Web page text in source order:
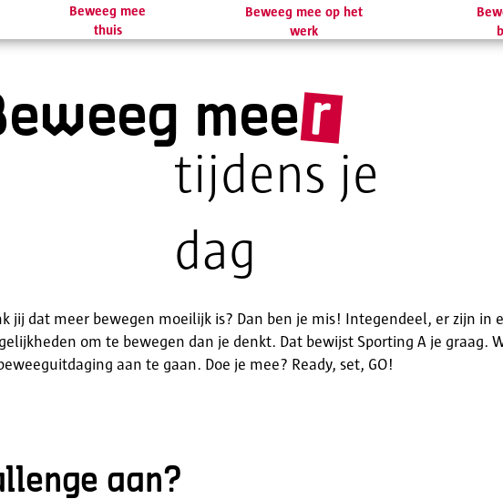
Beweeg mee
thuis
Beweeg mee op het
werk
r
tijdens je
dag
mee
jij dat meer bewegen moeilijk is? Dan ben je mis! Integendeel, er zijn in
om te bewegen dan je denkt. Dat bewijst Sporting A je graag.
aan te gaan. Doe je mee? Ready, set, GO!
aan?